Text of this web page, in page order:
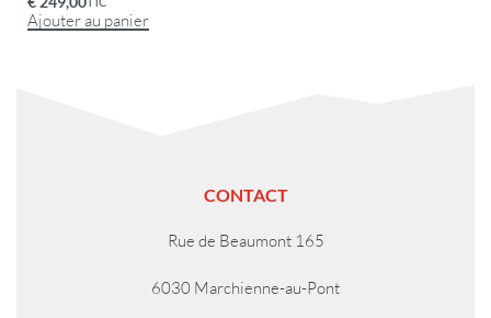
Ajouter au panier
CONTACT
Rue de Beaumont 165
6030 Marchienne-au-Pont